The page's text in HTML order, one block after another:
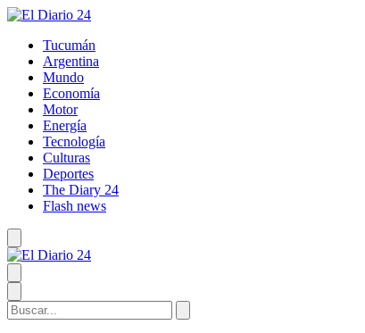
Tucumán
Argentina
Mundo
Economía
Motor
Energía
Tecnología
Culturas
Deportes
The Diary 24
Flash news